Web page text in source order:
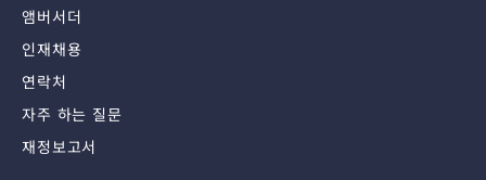
앰버서더
인재채용
연락처
자주 하는 질문
재정보고서